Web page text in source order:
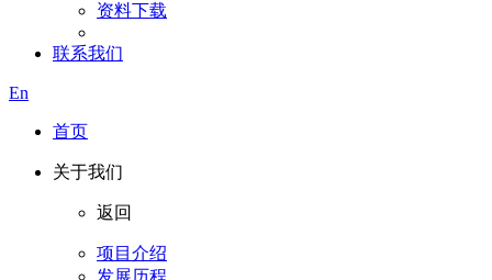
资料下载
联系我们
En
首页
关于我们
返回
项目介绍
发展历程